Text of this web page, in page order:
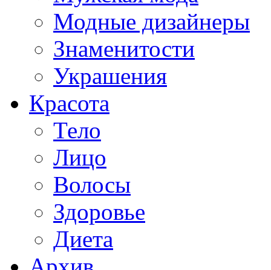
Модные дизайнеры
Знаменитости
Украшения
Красота
Тело
Лицо
Волосы
Здоровье
Диета